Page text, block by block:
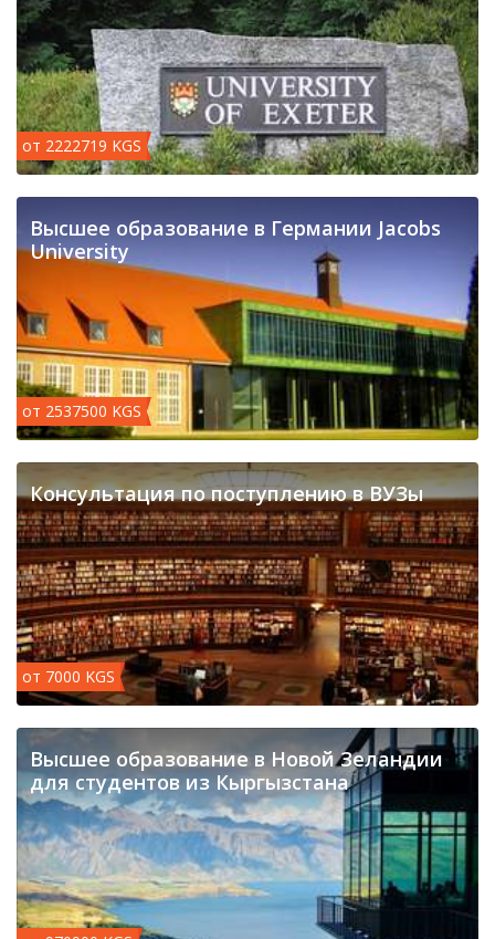
от 2222719 KGS
Высшее образование в Германии Jacobs
University
от 2537500 KGS
Консультация по поступлению в ВУЗы
от 7000 KGS
​Высшее образование в Новой Зеландии
для студентов из Кыргызстана